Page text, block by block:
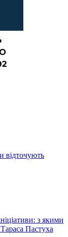
відточують
з якими
Пастуха